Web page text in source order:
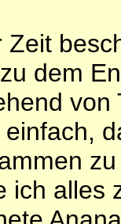
dem
ich alles